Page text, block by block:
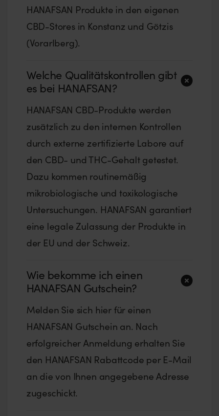
HANAFSAN Produkte in den eigenen
CBD-Stores in Konstanz und Götzis
(Vorarlberg).
Welche Qualitätskontrollen gibt
es bei HANAFSAN?
HANAFSAN CBD-Produkte werden
zusätzlich zu den internen Kontrollen
durch externe zertifizierte Labore auf
den CBD- und THC-Gehalt getestet.
Dazu kommen routinemäßig
mikrobiologische und toxikologische
Untersuchungen. HANAFSAN garantiert
eine legale Zulassung der Produkte in
der EU und der Schweiz.
Wie bekomme ich einen
HANAFSAN Gutschein?
Melden Sie sich hier für einen
HANAFSAN Gutschein an. Nach
erfolgreicher Anmeldung erhalten Sie
den HANAFSAN Rabattcode per E-Mail
an die von Ihnen angegebene Adresse
zugeschickt.